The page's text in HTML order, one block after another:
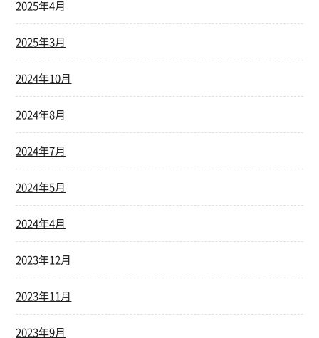
2025年4月
2025年3月
2024年10月
2024年8月
2024年7月
2024年5月
2024年4月
2023年12月
2023年11月
2023年9月